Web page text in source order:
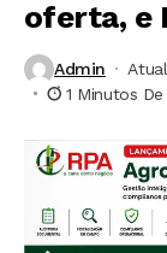
oferta, e
Admin
1 Minutos